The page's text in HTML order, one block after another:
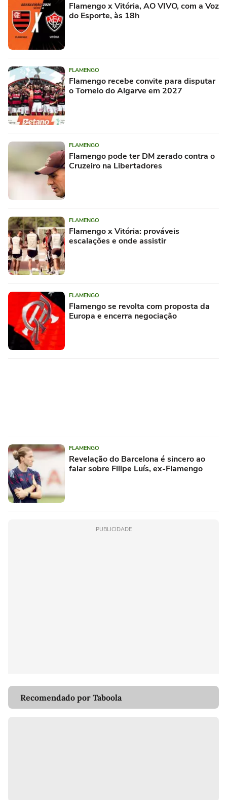
Flamengo x Vitória, AO VIVO, com a Voz
do Esporte, às 18h
FLAMENGO
Flamengo recebe convite para disputar
o Torneio do Algarve em 2027
FLAMENGO
Flamengo pode ter DM zerado contra o
Cruzeiro na Libertadores
FLAMENGO
Flamengo x Vitória: prováveis
escalações e onde assistir
FLAMENGO
Flamengo se revolta com proposta da
Europa e encerra negociação
FLAMENGO
Revelação do Barcelona é sincero ao
falar sobre Filipe Luís, ex-Flamengo
PUBLICIDADE
Recomendado por Taboola